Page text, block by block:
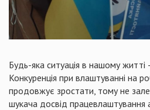
Будь-яка ситуація в нашому
Конкуренція при влаштуванні на
продовжує зростати, тому не
шукача досвід працевлаштування